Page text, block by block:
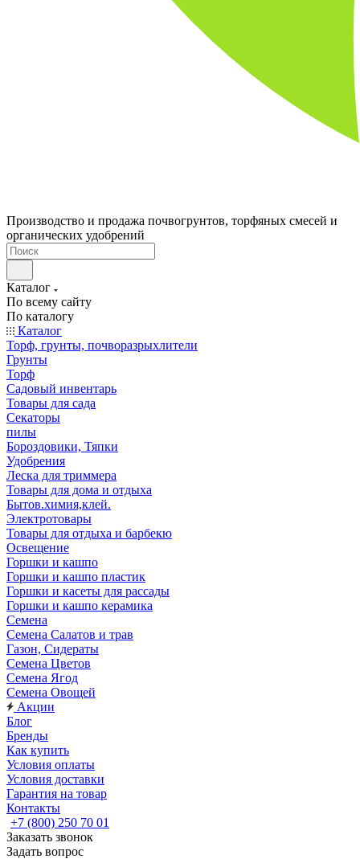
Производство и продажа почвогрунтов, торфяных смесей и
органических удобрений
Каталог
По всему сайту
По каталогу
Каталог
Торф, грунты, почворазрыхлители
Грунты
Торф
Садовый инвентарь
Товары для сада
Секаторы
пилы
Бороздовики, Тяпки
Удобрения
Леска для триммера
Товары для дома и отдыха
Бытов.химия,клей.
Электротовары
Товары для отдыха и барбекю
Освещение
Горшки и кашпо
Горшки и кашпо пластик
Горшки и касеты для рассады
Горшки и кашпо керамика
Семена
Семена Салатов и трав
Газон, Сидераты
Семена Цветов
Семена Ягод
Семена Овощей
Акции
Блог
Бренды
Как купить
Условия оплаты
Условия доставки
Гарантия на товар
Контакты
+7 (800) 250 70 01
Заказать звонок
Задать вопрос